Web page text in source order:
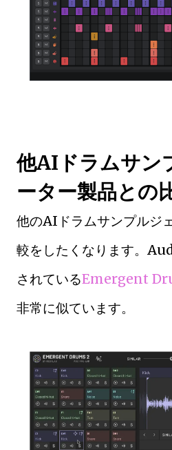
他AIドラムサン
ーター製品との
他のAIドラムサンプルジ
較をしたくなります。
されているEmergent
非常に似ています。